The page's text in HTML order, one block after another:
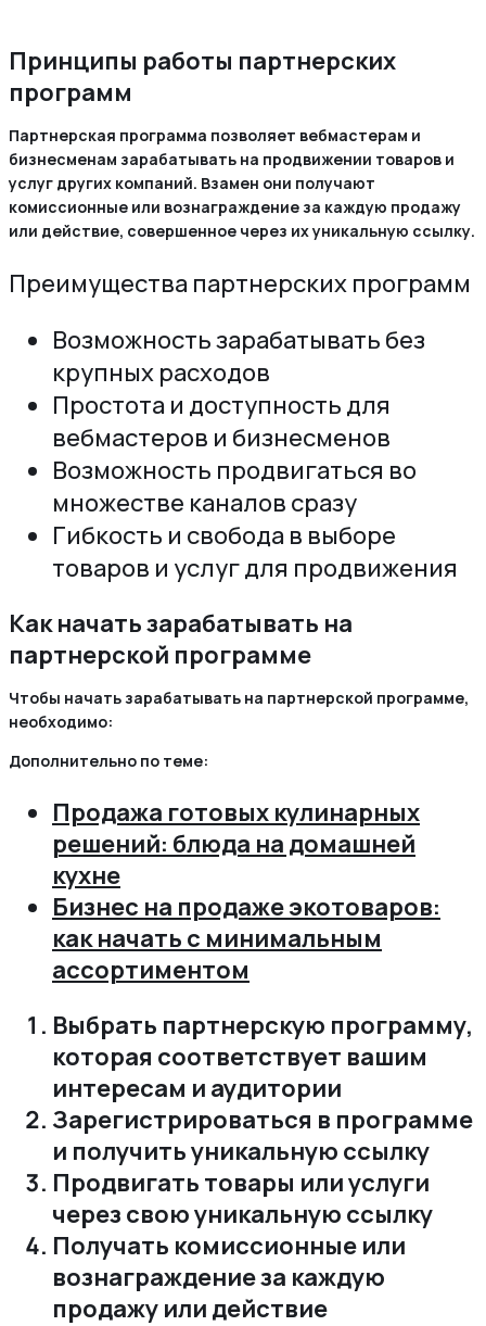
Принципы работы партнерских
программ
Партнерская программа позволяет вебмастерам и
бизнесменам зарабатывать на продвижении товаров и
услуг других компаний. Взамен они получают
комиссионные или вознаграждение за каждую продажу
или действие, совершенное через их уникальную ссылку.
Преимущества партнерских программ
Возможность зарабатывать без
крупных расходов
Простота и доступность для
вебмастеров и бизнесменов
Возможность продвигаться во
множестве каналов сразу
Гибкость и свобода в выборе
товаров и услуг для продвижения
Как начать зарабатывать на
партнерской программе
Чтобы начать зарабатывать на партнерской программе,
необходимо:
Дополнительно по теме:
Продажа готовых кулинарных
решений: блюда на домашней
кухне
Бизнес на продаже экотоваров:
как начать с минимальным
ассортиментом
Выбрать партнерскую программу,
которая соответствует вашим
интересам и аудитории
Зарегистрироваться в программе
и получить уникальную ссылку
Продвигать товары или услуги
через свою уникальную ссылку
Получать комиссионные или
вознаграждение за каждую
продажу или действие